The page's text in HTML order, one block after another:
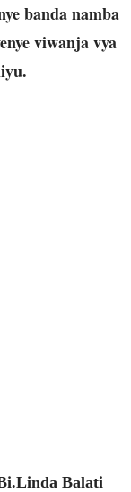
banda namba
viwanja vya
Balati